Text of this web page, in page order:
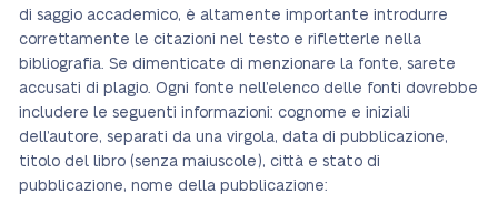
di saggio accademico, è altamente importante introdurre
correttamente le citazioni nel testo e rifletterle nella
bibliografia. Se dimenticate di menzionare la fonte, sarete
accusati di plagio. Ogni fonte nell’elenco delle fonti dovrebbe
includere le seguenti informazioni: cognome e iniziali
dell’autore, separati da una virgola, data di pubblicazione,
titolo del libro (senza maiuscole), città e stato di
pubblicazione, nome della pubblicazione: